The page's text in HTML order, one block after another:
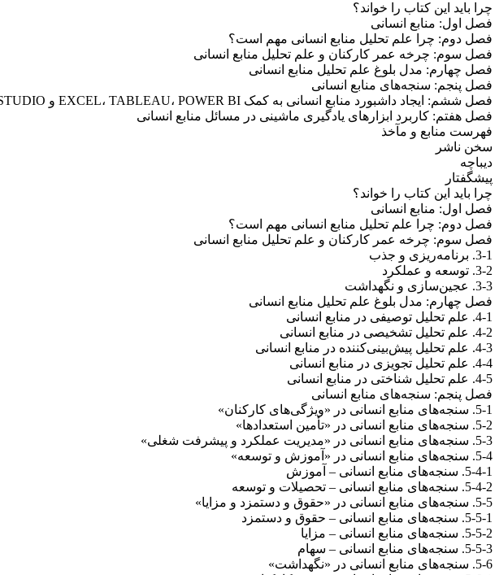
چرا باید این کتاب را خواند؟
فصل اول: منابع انسانی
فصل دوم: چرا علم تحلیل منابع انسانی مهم است؟
فصل سوم: چرخه عمر کارکنان و علم تحلیل منابع انسانی
فصل چهارم: مدل بلوغ علم تحلیل منابع انسانی
فصل پنجم: سنجه‌های منابع انسانی
فصل ششم: ایجاد داشبورد منابع انسانی به کمک EXCEL، TABLEAU، POWER BI و LOOKER STUDIO
فصل هفتم: کاربرد ابزارهای یادگیری ماشینی در مسائل منابع انسانی
فهرست منابع و مآخذ
سخن ناشر
دیباچه
پیشگفتار
چرا باید این کتاب را خواند؟
فصل اول: منابع انسانی
فصل دوم: چرا علم تحلیل منابع انسانی مهم است؟
فصل سوم: چرخه عمر کارکنان و علم تحلیل منابع انسانی
3-1. برنامه‌ریزی و جذب
3-2. توسعه و عملکرد
3-3. عجین‌سازی و نگهداشت
فصل چهارم: مدل بلوغ علم تحلیل منابع انسانی
4-1. علم تحلیل توصیفی در منابع انسانی
4-2. علم تحلیل تشخیصی در منابع انسانی
4-3. علم تحلیل پیش‌بینی‌کننده در منابع انسانی
4-4. علم تحلیل تجویزی در منابع انسانی
4-5. علم تحلیل شناختی در منابع انسانی
فصل پنجم: سنجه‌های منابع انسانی
5-1. سنجه‌های منابع انسانی در «ویژگی‌های کارکنان»
5-2. سنجه‌های منابع انسانی در «تأمین استعدادها»
5-3. سنجه‌های منابع انسانی در «مدیریت عملکرد و پیشرفت شغلی»
5-4. سنجه‌های منابع انسانی در «آموزش و توسعه»
5-4-1. سنجه‌های منابع انسانی – آموزش
5-4-2. سنجه‌های منابع انسانی – تحصیلات و توسعه
5-5. سنجه‌های منابع انسانی در «حقوق و دستمزد و مزایا»
5-5-1. سنجه‌های منابع انسانی – حقوق و دستمزد
5-5-2. سنجه‌های منابع انسانی – مزایا
5-5-3. سنجه‌های منابع انسانی – سهام
5-6. سنجه‌های منابع انسانی در «نگهداشت»